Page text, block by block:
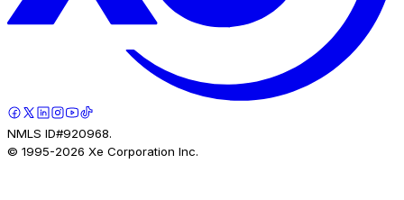
NMLS ID#920968.
© 1995-2026 Xe Corporation Inc.